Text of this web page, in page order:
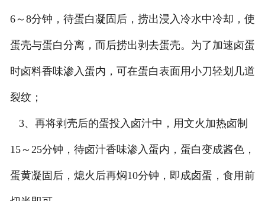
6～8分钟，待蛋白凝固后，捞出浸入冷水中冷却，使
蛋壳与蛋白分离，而后捞出剥去蛋壳。为了加速卤蛋
时卤料香味渗入蛋内，可在蛋白表面用小刀轻划几道
裂纹；
3、再将剥壳后的蛋投入卤汁中，用文火加热卤制
15～25分钟，待卤汁香味渗入蛋内，蛋白变成酱色，
蛋黄凝固后，熄火后再焖10分钟，即成卤蛋，食用前